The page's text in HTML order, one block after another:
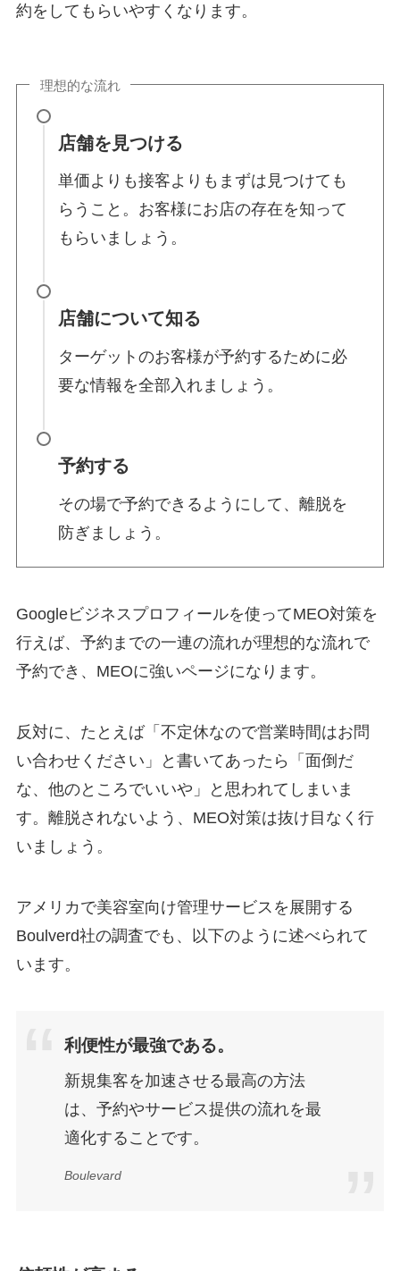
約をしてもらいやすくなります。
理想的な流れ
店舗を見つける
単価よりも接客よりもまずは見つけても
らうこと。お客様にお店の存在を知って
もらいましょう。
店舗について知る
ターゲットのお客様が予約するために必
要な情報を全部入れましょう。
予約する
その場で予約できるようにして、離脱を
防ぎましょう。
Googleビジネスプロフィールを使ってMEO対策を
行えば、予約までの一連の流れが理想的な流れで
予約でき、MEOに強いページになります。
反対に、たとえば「不定休なので営業時間はお問
い合わせください」と書いてあったら「面倒だ
な、他のところでいいや」と思われてしまいま
す。離脱されないよう、 MEO対策は抜け目なく行
いましょう。
アメリカで美容室向け管理サービスを展開する
Boulverd社の調査でも、以下のように述べられて
います。
利便性が最強である。
新規集客を加速させる最高の方法
は、予約やサービス提供の流れを最
適化することです。
Boulevard